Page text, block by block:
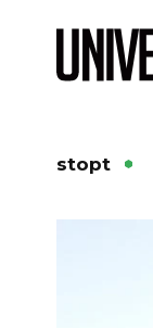
stopt